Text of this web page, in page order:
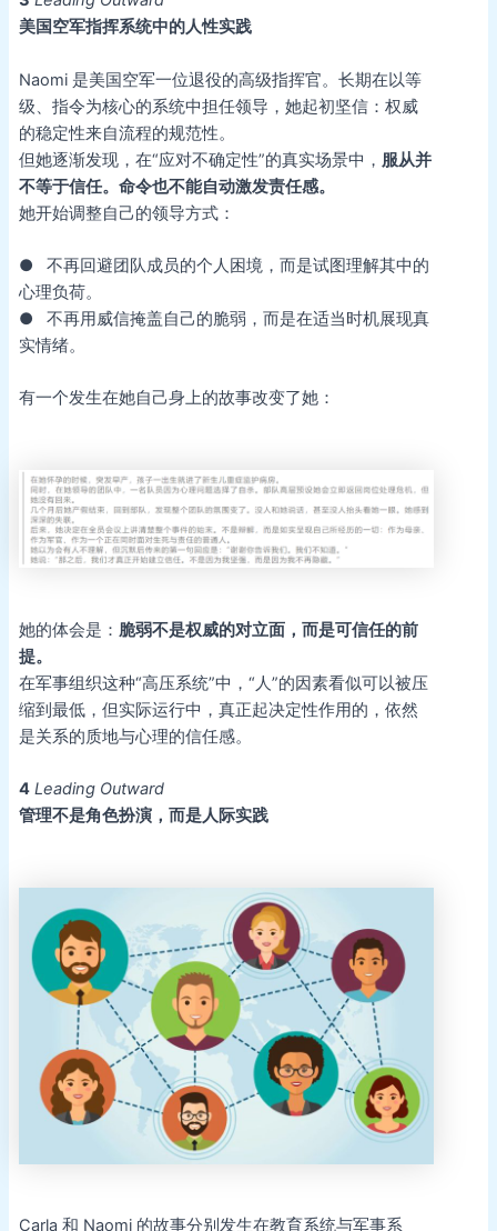
美国空军指挥系统中的人性实践
Naomi 是美国空军一位退役的高级指挥官。长期在以等
级、指令为核心的系统中担任领导，她起初坚信：权威
的稳定性来自流程的规范性。
但她逐渐发现，在“应对不确定性”的真实场景中， 服从并
不等于信任。命令也不能自动激发责任感。
她开始调整自己的领导方式：
● 不再回避团队成员的个人困境，而是试图理解其中的
心理负荷。
● 不再用威信掩盖自己的脆弱，而是在适当时机展现真
实情绪。
有一个发生在她自己身上的故事改变了她：
她的体会是： 脆弱不是权威的对立面，而是可信任的前
提。
在军事组织这种“高压系统”中，“人”的因素看似可以被压
缩到最低，但实际运行中，真正起决定性作用的，依然
是关系的质地与心理的信任感。
4 Leading Outward
管理不是角色扮演，而是人际实践
Carla 和 Naomi 的故事分别发生在教育系统与军事系